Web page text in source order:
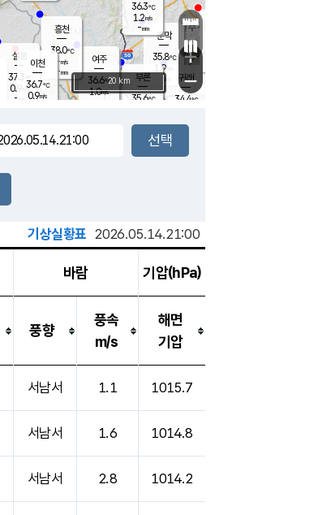
문막
35.8℃
1.9m/s
mm
부론
35.6℃
여주
36.6℃
1.0m/s
36.3℃
1.2m/s
-mm
장호원
흥천
38.0℃
-m/s
-mm
설봉
37.3
0.9 m/s
- mm
귀래
34.4℃
이천
36.7℃
0.9m/s
+
−
20 km
기상실황표 2026.05.14.21:00
바람 기압(hPa)
풍향
풍속
m/s
해면
기압
서남서 1.1 1015.7
서남서 1.6 1014.8
서남서 2.8 1014.2